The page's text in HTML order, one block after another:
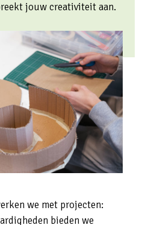
jouw creativiteit aan.
we met projecten:
bieden we